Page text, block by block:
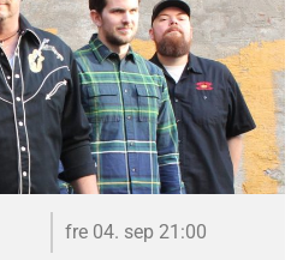
fre 04. sep 21:00